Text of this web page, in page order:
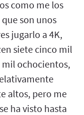
como me los
son unos
jugarlo a 4K,
siete cinco mil
mil ochocientos,
altos, pero me
ha visto hasta